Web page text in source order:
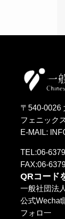
〒540-0026
フェニック
E-MAIL:
TEL:06-
FAX:06-
QRコード
一般社団法
公式Wechat
フォロ一